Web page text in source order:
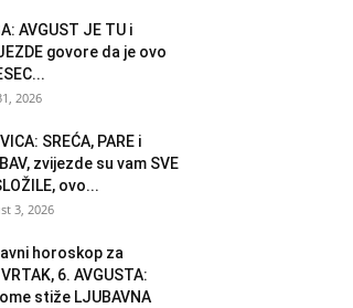
AVGUST JE TU i
govore da je ovo
2026
SREĆA, PARE i
zvijezde su vam SVE
ovo...
3, 2026
horoskop za
6. AVGUSTA:
stiže LJUBAVNA